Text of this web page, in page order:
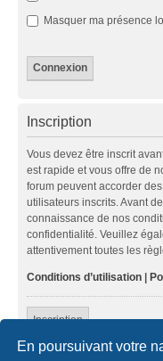
En poursuivant votre
Masquer ma présence
Inscription
Vous devez être inscrit
est rapide et vous offre de
forum peuvent accorder
utilisateurs inscrits. Avant
connaissance de nos
confidentialité. Veuillez
attentivement toutes les
Conditions d’utilisation |
Inscription